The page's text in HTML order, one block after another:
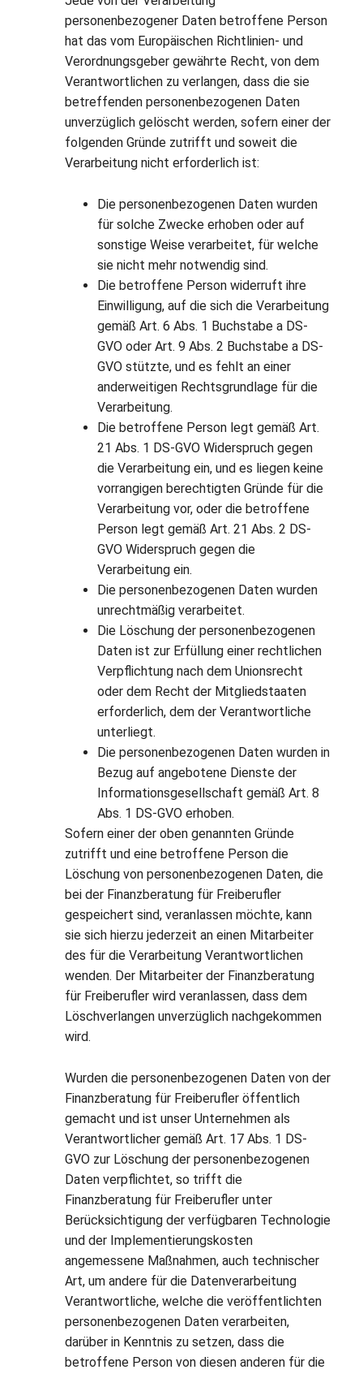
personenbezogener Daten betroffene Person
hat das vom Europäischen Richtlinien- und
Verordnungsgeber gewährte Recht, von dem
Verantwortlichen zu verlangen, dass die sie
betreffenden personenbezogenen Daten
unverzüglich gelöscht werden, sofern einer der
folgenden Gründe zutrifft und soweit die
Verarbeitung nicht erforderlich ist:
Die personenbezogenen Daten wurden
für solche Zwecke erhoben oder auf
sonstige Weise verarbeitet, für welche
sie nicht mehr notwendig sind.
Die betroffene Person widerruft ihre
Einwilligung, auf die sich die Verarbeitung
gemäß Art. 6 Abs. 1 Buchstabe a DS-
GVO oder Art. 9 Abs. 2 Buchstabe a DS-
GVO stützte, und es fehlt an einer
anderweitigen Rechtsgrundlage für die
Verarbeitung.
Die betroffene Person legt gemäß Art.
21 Abs. 1 DS-GVO Widerspruch gegen
die Verarbeitung ein, und es liegen keine
vorrangigen berechtigten Gründe für die
Verarbeitung vor, oder die betroffene
Person legt gemäß Art. 21 Abs. 2 DS-
GVO Widerspruch gegen die
Verarbeitung ein.
Die personenbezogenen Daten wurden
unrechtmäßig verarbeitet.
Die Löschung der personenbezogenen
Daten ist zur Erfüllung einer rechtlichen
Verpflichtung nach dem Unionsrecht
oder dem Recht der Mitgliedstaaten
erforderlich, dem der Verantwortliche
unterliegt.
Die personenbezogenen Daten wurden in
Bezug auf angebotene Dienste der
Informationsgesellschaft gemäß Art. 8
Abs. 1 DS-GVO erhoben.
Sofern einer der oben genannten Gründe
zutrifft und eine betroffene Person die
Löschung von personenbezogenen Daten, die
bei der Finanzberatung für Freiberufler
gespeichert sind, veranlassen möchte, kann
sie sich hierzu jederzeit an einen Mitarbeiter
des für die Verarbeitung Verantwortlichen
wenden. Der Mitarbeiter der Finanzberatung
für Freiberufler wird veranlassen, dass dem
Löschverlangen unverzüglich nachgekommen
wird.
Wurden die personenbezogenen Daten von der
Finanzberatung für Freiberufler öffentlich
gemacht und ist unser Unternehmen als
Verantwortlicher gemäß Art. 17 Abs. 1 DS-
GVO zur Löschung der personenbezogenen
Daten verpflichtet, so trifft die
Finanzberatung für Freiberufler unter
Berücksichtigung der verfügbaren Technologie
und der Implementierungskosten
angemessene Maßnahmen, auch technischer
Art, um andere für die Datenverarbeitung
Verantwortliche, welche die veröffentlichten
personenbezogenen Daten verarbeiten,
darüber in Kenntnis zu setzen, dass die
betroffene Person von diesen anderen für die